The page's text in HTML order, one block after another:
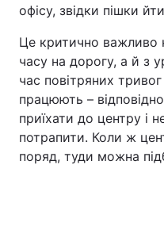
офісу, звідки пішки
Це критично важливо
часу на дорогу, а й з
час повітряних
працюють –
приїхати до центру і
потрапити. Коли ж
поряд, туди можна